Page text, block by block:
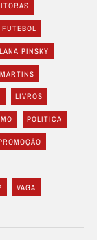
FUTEBOL
PINSKY
LIVROS
POLITICA
VAGA